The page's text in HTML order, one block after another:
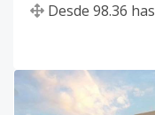
Desde 98.36